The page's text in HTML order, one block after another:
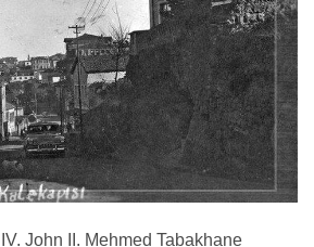
IV. John II. Mehmed Tabakhane